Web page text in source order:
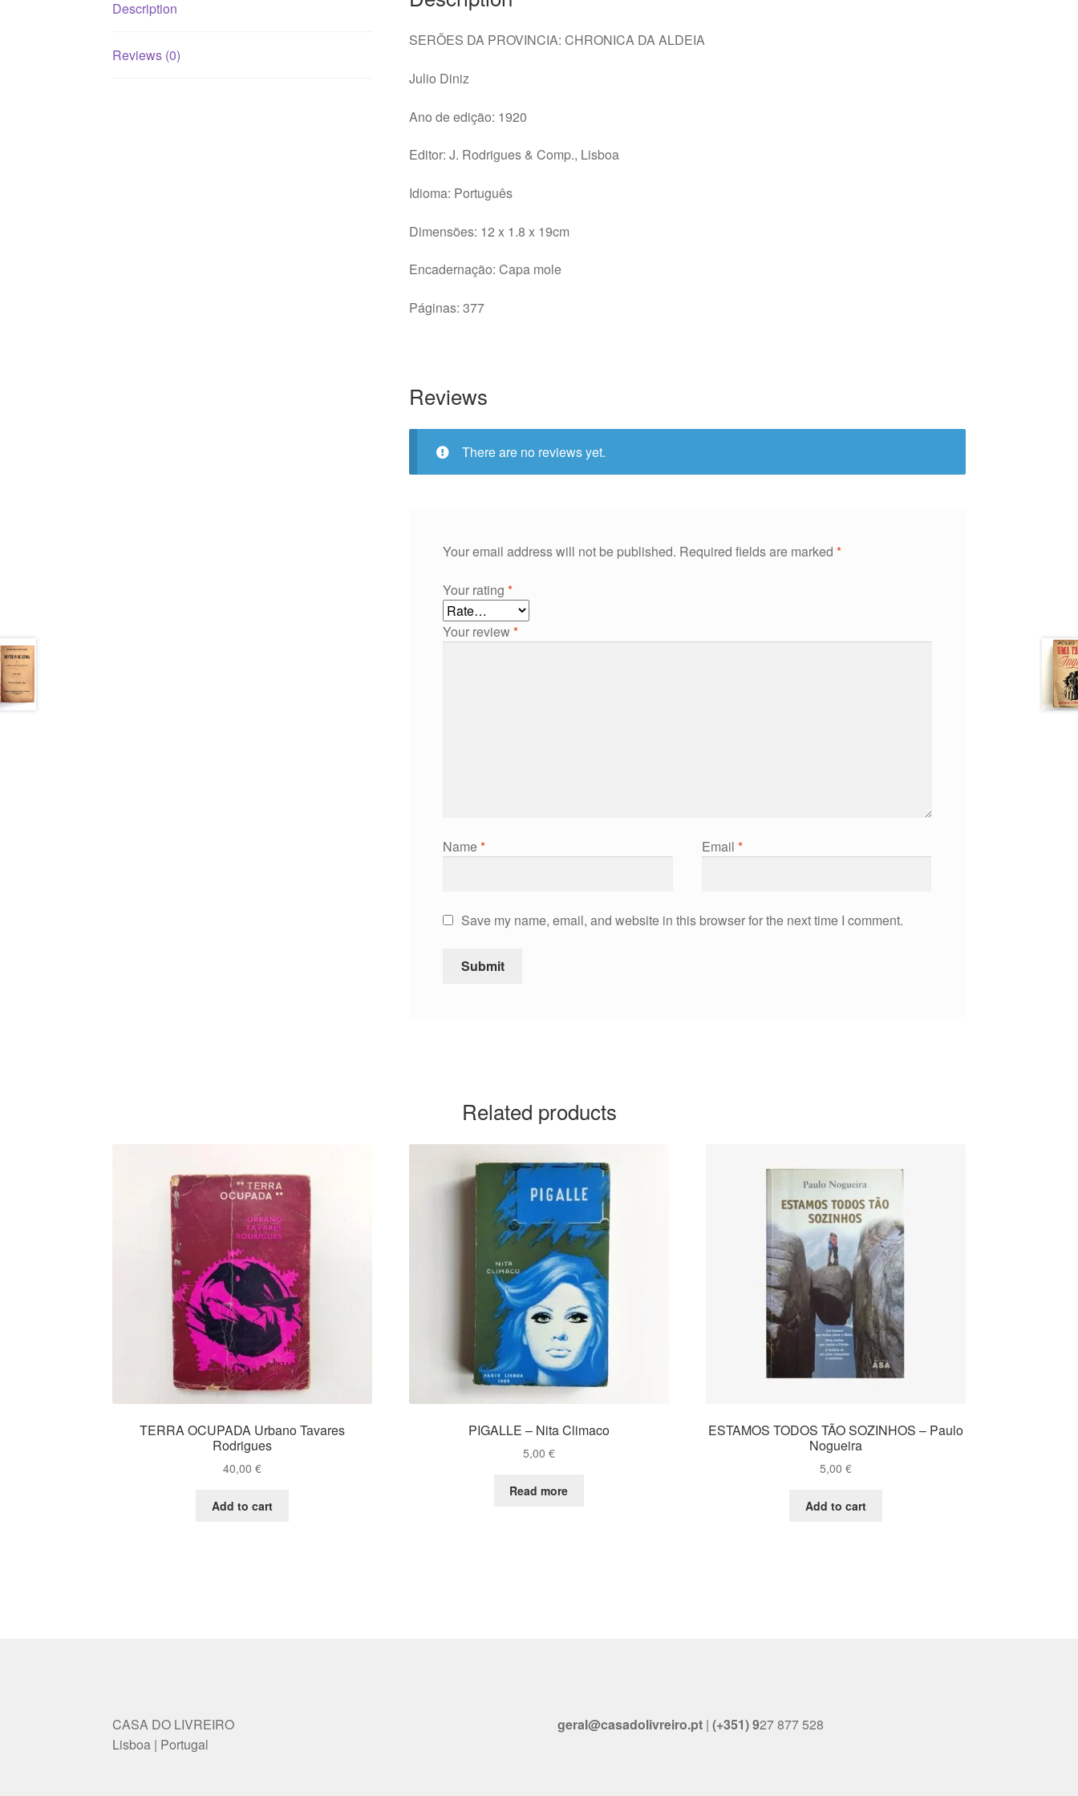
Description
Reviews (0)
SERÕES DA PROVINCIA: CHRONICA DA ALDEIA
Julio Diniz
Ano de edição: 1920
Editor: J. Rodrigues & Comp., Lisboa
Idioma: Português
Dimensões: 12 x 1.8 x 19cm
Encadernação: Capa mole
Páginas: 377
Reviews
There are no reviews yet.
Your email address will not be published. Required fields are marked *
Your rating *
Your review*
Name* Email *
Save my name, email, and website in this browser for the next time I comment.
Related products
TERRA OCUPADA Urbano Tavares
Rodrigues
40,00 €
Add to cart
PIGALLE – Nita Climaco
5,00 €
Read more
ESTAMOS TODOS TÃO SOZINHOS – Paulo
Nogueira
5,00€
Add to cart
CASA DO LIVREIRO
Lisboa | Portugal
geral@casadolivreiro.pt |(+351) 927 877 528